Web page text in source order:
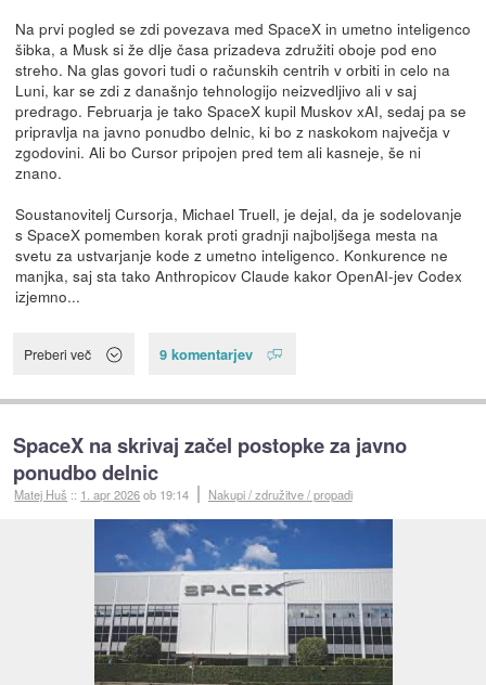
Na prvi pogled se zdi povezava med SpaceX in umetno inteligenco
šibka, a Musk si že dlje časa prizadeva združiti oboje pod eno
streho. Na glas govori tudi o računskih centrih v orbiti in celo na
Luni, kar se zdi z današnjo tehnologijo neizvedljivo ali v saj
predrago. Februarja je tako SpaceX kupil Muskov xAI, sedaj pa se
pripravlja na javno ponudbo delnic, ki bo z naskokom največja v
zgodovini. Ali bo Cursor pripojen pred tem ali kasneje, še ni
znano.
Soustanovitelj Cursorja, Michael Truell, je dejal, da je sodelovanje
s SpaceX pomemben korak proti gradnji najboljšega mesta na
svetu za ustvarjanje kode z umetno inteligenco. Konkurence ne
manjka, saj sta tako Anthropicov Claude kakor OpenAI-jev Codex
izjemno...
Preberi več 9 komentarjev
SpaceX na skrivaj začel postopke za javno
ponudbo delnic
Matej Huš :: 1. apr 2026ob 19:14 Nakupi / združitve / propadi